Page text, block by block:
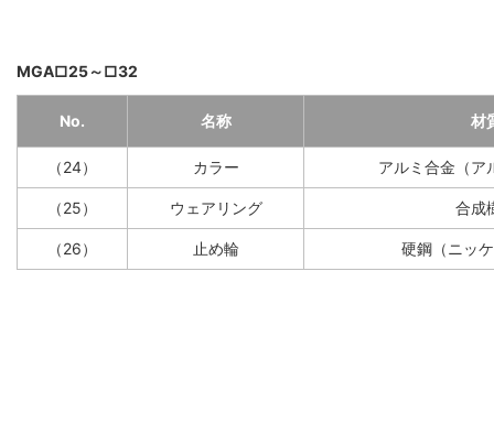
MGA□25～□32
No. 名称 材
（24） カラー アルミ合金（ア
（25） ウェアリング 合成
（26） 止め輪 硬鋼（ニッ